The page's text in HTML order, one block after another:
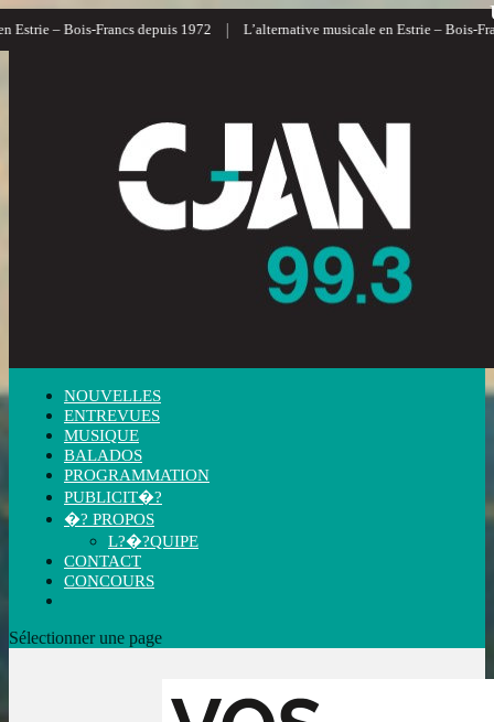
Francs depuis 1972 | L’alternative musicale en Estrie – Bois-Francs |
NOUVELLES
ENTREVUES
MUSIQUE
BALADOS
PROGRAMMATION
PUBLICIT�?
�? PROPOS
L?�?QUIPE
CONTACT
CONCOURS
Sélectionner une page